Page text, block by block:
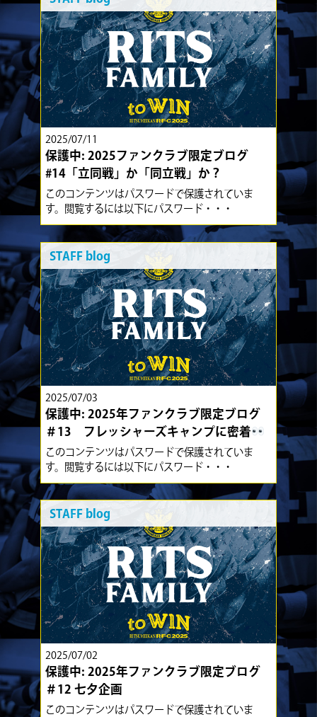
2025/07/11
保護中: 2025ファンクラブ限定ブログ
#14「立同戦」か「同立戦」か？
このコンテンツはパスワードで保護されていま
す。閲覧するには以下にパスワード・・・
STAFF blog
2025/07/03
保護中: 2025年ファンクラブ限定ブログ
＃13 フレッシャーズキャンプに密着
このコンテンツはパスワードで保護されていま
す。閲覧するには以下にパスワード・・・
STAFF blog
2025/07/02
保護中: 2025年ファンクラブ限定ブログ
＃12 七夕企画
このコンテンツはパスワードで保護されていま